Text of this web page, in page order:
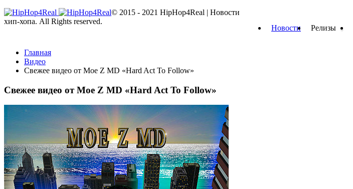
Новости Релизы
Главная
Видео
Свежее видео от Moe Z MD «Hard Act To Follow»
Свежее видео от Moe Z MD «Hard Act To Follow»
© 2015 - 2021 HipHop4Real | Новости
хип-хопа. All Rights reserved.